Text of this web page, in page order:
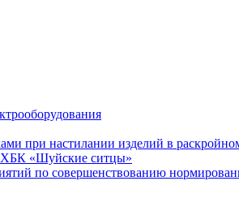
при настилании изделий в
ХБК «Шуйские ситцы»
по совершенствованию